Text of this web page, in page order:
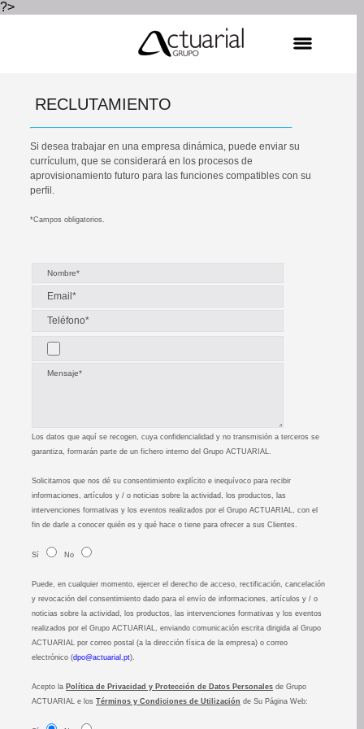
?>
RECLUTAMIENTO
Si desea trabajar en una empresa dinámica, puede enviar su
currículum, que se considerará en los procesos de
aprovisionamiento futuro para las funciones compatibles con su
perfil.
*Campos obligatorios.
Los datos que aquí se recogen, cuya confidencialidad y no transmisión a terceros se
garantiza, formarán parte de un fichero interno del Grupo ACTUARIAL.
Solicitamos que nos dé su consentimiento explícito e inequívoco para recibir
informaciones, artículos y / o noticias sobre la actividad, los productos, las
intervenciones formativas y los eventos realizados por el Grupo ACTUARIAL, con el
fin de darle a conocer quién es y qué hace o tiene para ofrecer a sus Clientes.
Sí No
Puede, en cualquier momento, ejercer el derecho de acceso, rectificación, cancelación
y revocación del consentimiento dado para el envío de informaciones, artículos y / o
noticias sobre la actividad, los productos, las intervenciones formativas y los eventos
realizados por el Grupo ACTUARIAL, enviando comunicación escrita dirigida al Grupo
ACTUARIAL por correo postal (a la dirección física de la empresa) o correo
electrónico (dpo@actuarial.pt).
Acepto la Política de Privacidad y Protección de Datos Personales de Grupo
ACTUARIAL e los Términos y Condiciones de Utilización de Su Página Web: